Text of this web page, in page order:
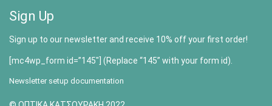
Sign Up
Sign up to our newsletter and receive 10% off your first order!
[mc4wp_form id=”145″] (Replace “145” with your form id).
Newsletter setup documentation